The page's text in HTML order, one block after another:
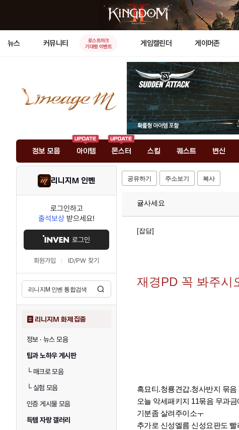
뉴스 커뮤니티
로스트아크
기대평 이벤트
게임캘린더 게이머존
정보 모음 아이템 몬스터 스킬 퀘스트 변신
리니지M 인벤
로그인하고
출석보상 받으세요!
로그인
회원가입 ID/PW 찾기
리니지M 화제 집중
정보 · 뉴스 모음
팁과 노하우 게시판
└매크로 모음
└실험 모음
인증 게시물 모음
득템 자랑 갤러리
공유하기 주소보기 복사
귤사세요
[잡담]
재경PD 꼭 봐주시
흑묘티.청룡견갑.청사반지 묶
오늘 악세패키지 11묶음 무과
기분좀 살려주이소ㅜ
추가로 신성엘름 신성요판도